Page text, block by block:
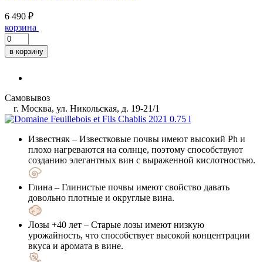
6 490 ₽
корзина
в корзину
Самовывоз
г. Москва, ул. Никольская, д. 19-21/1
Известняк – Известковые почвы имеют высокий Ph и
плохо нагреваются на солнце, поэтому способствуют
созданию элегантных вин с выраженной кислотностью.
Глина – Глинистые почвы имеют свойство давать
довольно плотные и округлые вина.
Лозы +40 лет – Старые лозы имеют низкую
урожайность, что способствует высокой концентрации
вкуса и аромата в вине.